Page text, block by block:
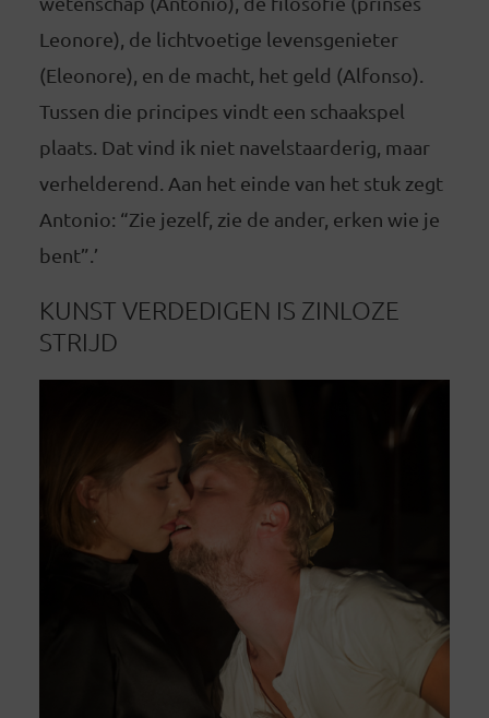
Leonore), de lichtvoetige levensgenieter
(Eleonore), en de macht, het geld (Alfonso).
Tussen die principes vindt een schaakspel
plaats. Dat vind ik niet navelstaarderig, maar
verhelderend. Aan het einde van het stuk zegt
Antonio: “Zie jezelf, zie de ander, erken wie je
bent”.’
KUNST VERDEDIGEN IS ZINLOZE
STRIJD